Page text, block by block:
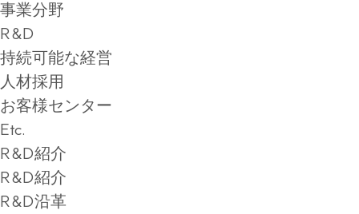
事業分野
R&D
持続可能な経営
人材採用
お客様センター
Etc.
R&D紹介
R&D紹介
R&D沿革